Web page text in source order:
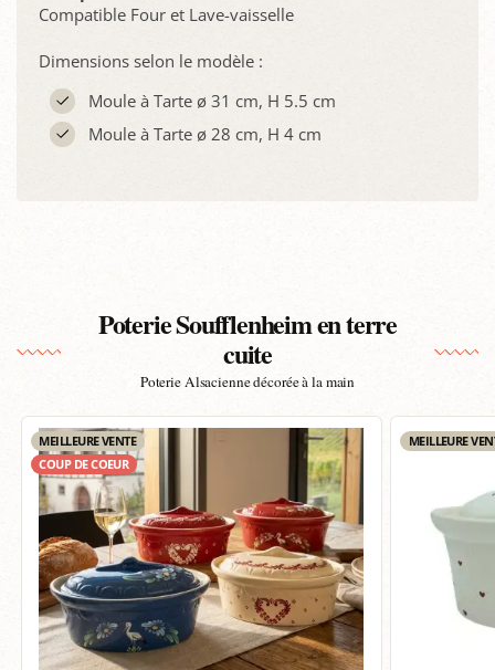
Compatible Four et Lave-vaisselle
Dimensions selon le modèle :
Moule à Tarte ø 31 cm, H 5.5 cm
Moule à Tarte ø 28 cm, H 4 cm
Poterie Soufflenheim en terre
cuite
Poterie Alsacienne décorée à la main
MEILLEURE VENTE
COUP DE COEUR
MEILLEURE